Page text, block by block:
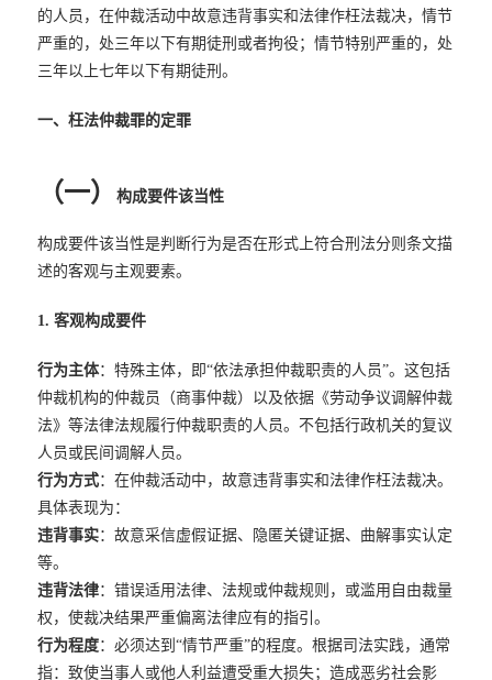
的人员，在仲裁活动中故意违背事实和法律作枉法裁决，情节
严重的，处三年以下有期徒刑或者拘役；情节特别严重的，处
三年以上七年以下有期徒刑。
一、枉法仲裁罪的定罪
（一）构成要件该当性
构成要件该当性是判断行为是否在形式上符合刑法分则条文描
述的客观与主观要素。
1. 客观构成要件
行为主体：特殊主体，即“依法承担仲裁职责的人员”。这包括
仲裁机构的仲裁员（商事仲裁）以及依据《劳动争议调解仲裁
法》等法律法规履行仲裁职责的人员。不包括行政机关的复议
人员或民间调解人员。
行为方式：在仲裁活动中，故意违背事实和法律作枉法裁决。
具体表现为：
违背事实：故意采信虚假证据、隐匿关键证据、曲解事实认定
等。
违背法律：错误适用法律、法规或仲裁规则，或滥用自由裁量
权，使裁决结果严重偏离法律应有的指引。
行为程度：必须达到“情节严重”的程度。根据司法实践，通常
指：致使当事人或他人利益遭受重大损失；造成恶劣社会影